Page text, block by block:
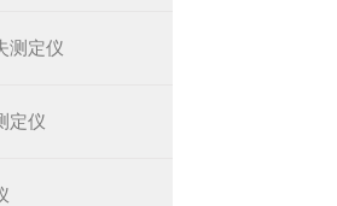
测定仪
定仪